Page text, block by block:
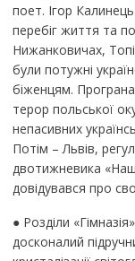
поет. Ігор
перебіг життя та
Нижанковичах,
були потужні
біженцям.
терор польської
непасивних
Потім – Львів,
двотижневика
довідувався про
● Розділи
досконалий